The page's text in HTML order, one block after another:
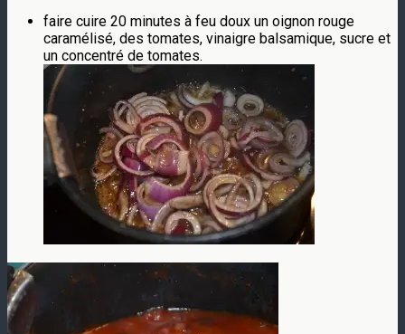
faire cuire 20 minutes à feu doux un oignon rouge
caramélisé, des tomates, vinaigre balsamique, sucre et
un concentré de tomates.